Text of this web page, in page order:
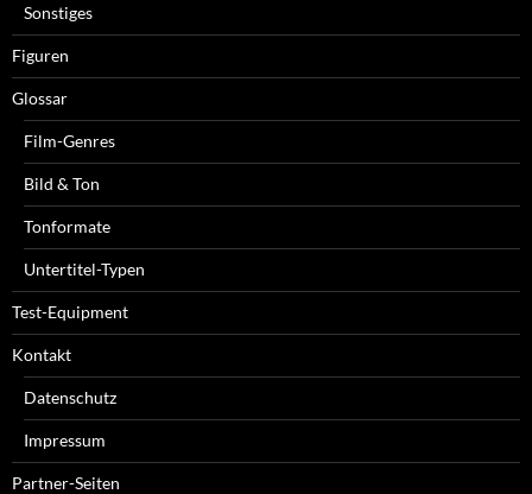
Sonstiges
Figuren
Glossar
Film-Genres
Bild & Ton
Tonformate
Untertitel-Typen
Test-Equipment
Kontakt
Datenschutz
Impressum
Partner-Seiten